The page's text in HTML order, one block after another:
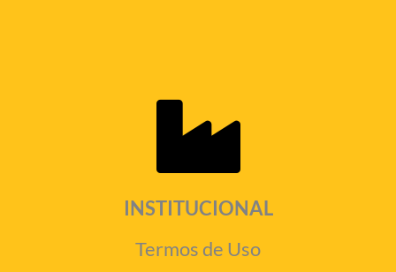
INSTITUCIONAL
Termos de Uso